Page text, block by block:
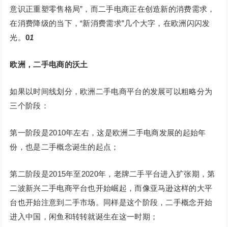
意识正重塑零售格局”，而二手电商正在创造新的消费需求，
在消费降级的当下，“新消费需求”几个大字，在欧洲闪闪发
光。01
欧洲，二手电商的沃土
如果以时间线划分，欧洲二手电商平台的发展可以粗略分为
三个阶段：
第一阶段是2010年左右，这是欧洲二手电商发展的起始年
份，也是二手概念诞生的起点；
第二阶段是2015年至2020年，老牌二手平台进入扩张期，第
二波新兴二手电商平台也开始崛起，而像亚马逊这样的大平
台也开始注意到二手市场。同样是这个阶段，二手概念开始
进入中国，闲鱼和转转就诞生在这一时期；